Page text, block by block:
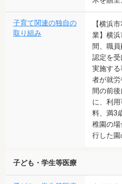
子育て関連の独自の
取り組み
【横浜
業】横
間、職
認定を
実施す
者が就
間の前
に、利
料、満3
稚園の
行した園
子ども・学生等医療